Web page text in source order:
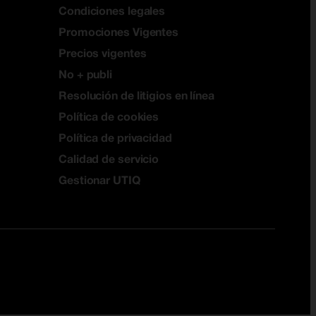
Condiciones legales
Promociones Vigentes
Precios vigentes
No + publi
Resolución de litigios en línea
Política de cookies
Política de privacidad
Calidad de servicio
Gestionar UTIQ